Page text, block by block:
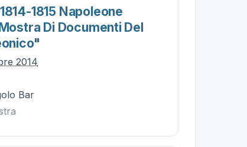
1815 Napoleone
Di Documenti Del
2014
Bar